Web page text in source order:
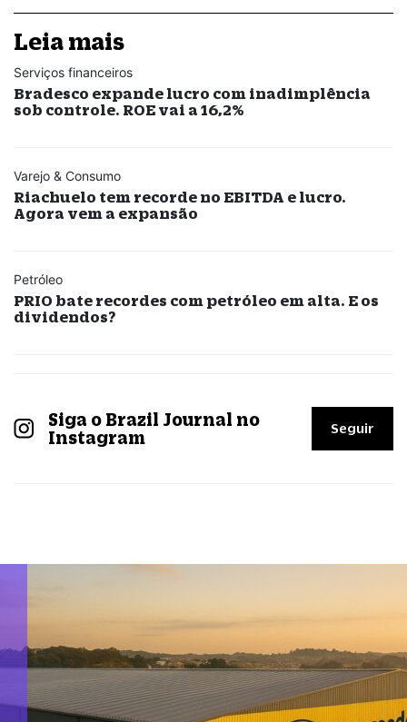
Leia mais
Serviços financeiros
Bradesco expande lucro com inadimplência
sob controle. ROE vai a 16,2%
Varejo & Consumo
Riachuelo tem recorde no EBITDA e lucro.
Agora vem a expansão
Petróleo
PRIO bate recordes com petróleo em alta. E os
dividendos?
Siga o Brazil Journal no
Instagram
Seguir